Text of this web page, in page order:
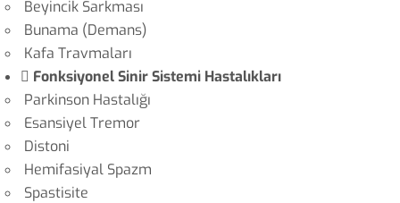
Beyincik Sarkması
Bunama (Demans)
Kafa Travmaları
Fonksiyonel Sinir Sistemi Hastalıkları
Parkinson Hastalığı
Esansiyel Tremor
Distoni
Hemifasiyal Spazm
Spastisite